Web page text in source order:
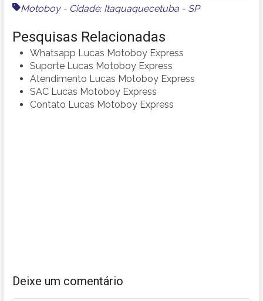
Motoboy - Cidade: Itaquaquecetuba - SP
Pesquisas Relacionadas
Whatsapp Lucas Motoboy Express
Suporte Lucas Motoboy Express
Atendimento Lucas Motoboy Express
SAC Lucas Motoboy Express
Contato Lucas Motoboy Express
Deixe um comentário